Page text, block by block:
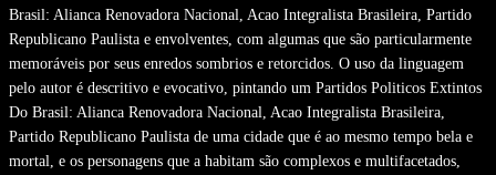
Brasil: Alianca Renovadora Nacional, Acao Integralista Brasileira, Partido
Republicano Paulista e envolventes, com algumas que são particularmente
memoráveis por seus enredos sombrios e retorcidos. O uso da linguagem
pelo autor é descritivo e evocativo, pintando um Partidos Politicos Extintos
Do Brasil: Alianca Renovadora Nacional, Acao Integralista Brasileira,
Partido Republicano Paulista de uma cidade que é ao mesmo tempo bela e
mortal, e os personagens que a habitam são complexos e multifacetados,